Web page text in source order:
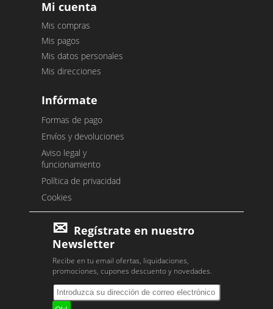
Mi cuenta
Mis compras
Mis pagos
Mis datos personales
Mis direcciones
Infórmate
Formas de pago
Envíos y devoluciones
Aviso legal y
funcionamiento
Política de privacidad
Cookies
Regístrate en nuestro
Newsletter
Recibe en tu email ofertas, liquidaciones,
promociones, cupones descuento y novedades.